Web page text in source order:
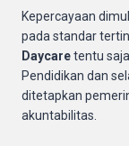
Kepercayaan
pada standar
Daycaretentu
Pendidikan dan
ditetapkan
akuntabilitas.